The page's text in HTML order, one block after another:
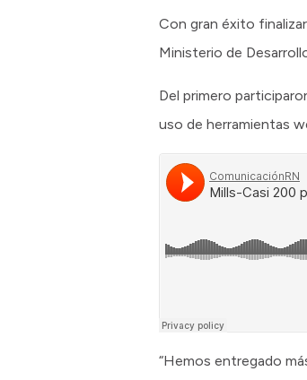
Con gran éxito
Ministerio de
Del primero
uso de herramientas
“Hemos entregado